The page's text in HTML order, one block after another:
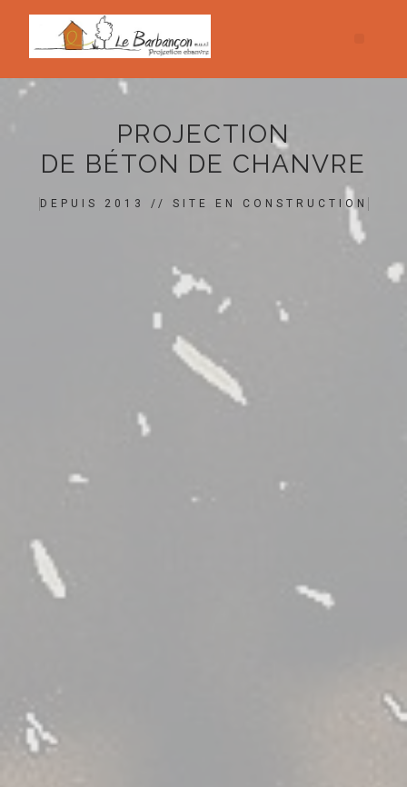
PROJECTION
DE BÉTON DE CHANVRE
DEPUIS 2013 // SITE EN CONSTRUCTION